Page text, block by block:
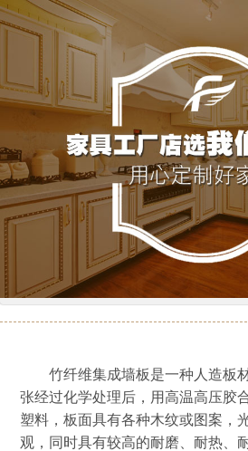
竹纤维板装修施
竹纤维集成墙板是一种人造板
张经过化学处理后，用高温高压胶
塑料，板面具有各种木纹或图案，
观，同时具有较高的耐磨、耐热、